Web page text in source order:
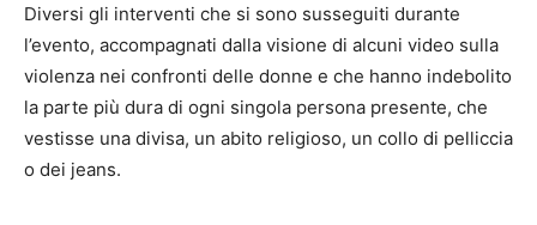
Diversi gli interventi che si sono susseguiti durante
l’evento, accompagnati dalla visione di alcuni video sulla
violenza nei confronti delle donne e che hanno indebolito
la parte più dura di ogni singola persona presente, che
vestisse una divisa, un abito religioso, un collo di pelliccia
o dei jeans.